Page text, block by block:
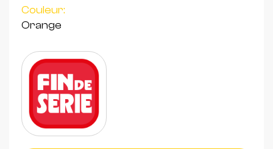
Couleur:
Orange